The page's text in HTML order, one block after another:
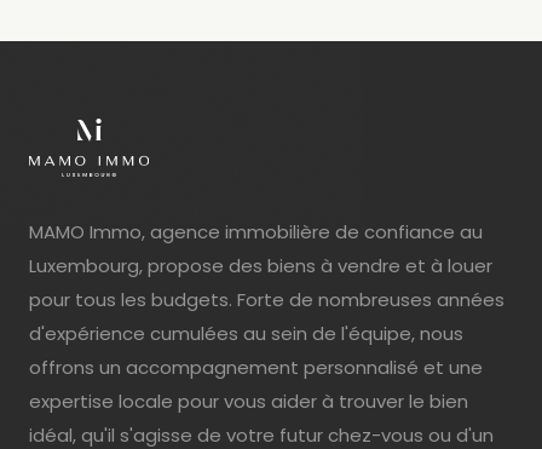
MAMO Immo, agence immobilière de confiance au
Luxembourg, propose des biens à vendre et à louer
pour tous les budgets. Forte de nombreuses années
d'expérience cumulées au sein de l'équipe, nous
offrons un accompagnement personnalisé et une
expertise locale pour vous aider à trouver le bien
idéal, qu'il s'agisse de votre futur chez-vous ou d'un